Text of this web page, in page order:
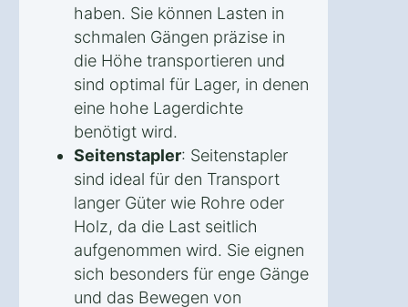
haben. Sie können Lasten in
schmalen Gängen präzise in
die Höhe transportieren und
sind optimal für Lager, in denen
eine hohe Lagerdichte
benötigt wird.
Seitenstapler: Seitenstapler
sind ideal für den Transport
langer Güter wie Rohre oder
Holz, da die Last seitlich
aufgenommen wird. Sie eignen
sich besonders für enge Gänge
und das Bewegen von